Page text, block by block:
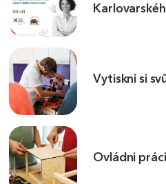
Vytiskni si
Ovládni